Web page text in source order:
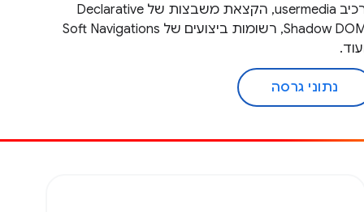
רכיב usermedia, הקצאת משבצות של Declarative
Shadow DOM, רשומות ביצועים של Soft Navigations
נתוני גרסה